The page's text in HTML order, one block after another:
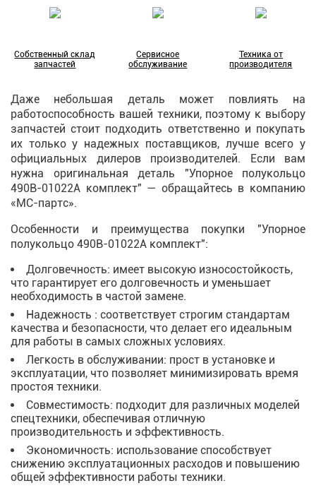
Собственный склад
запчастей
Сервисное
обслуживание
Техника от
производителя
Даже небольшая деталь может повлиять на
работоспособность вашей техники, поэтому к выбору
запчастей стоит подходить ответственно и покупать
их только у надежных поставщиков, лучше всего у
официальных дилеров производителей. Если вам
нужна оригинальная деталь "Упорное полукольцо
490B-01022A комплект" — обращайтесь в компанию
«МС-партс».
Особенности и преимущества покупки "Упорное
полукольцо 490B-01022A комплект":
Долговечность: имеет высокую износостойкость,
что гарантирует его долговечность и уменьшает
необходимость в частой замене.
Надежность : соответствует строгим стандартам
качества и безопасности, что делает его идеальным
для работы в самых сложных условиях.
Легкость в обслуживании: прост в установке и
эксплуатации, что позволяет минимизировать время
простоя техники.
Совместимость: подходит для различных моделей
спецтехники, обеспечивая отличную
производительность и эффективность.
Экономичность: использование способствует
снижению эксплуатационных расходов и повышению
общей эффективности работы техники.